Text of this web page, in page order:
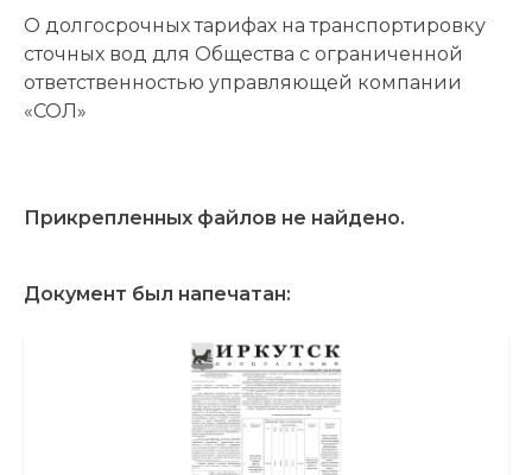
О долгосрочных тарифах на транспортировку
сточных вод для Общества с ограниченной
ответственностью управляющей компании
«СОЛ»
Прикрепленных файлов не найдено.
Документ был напечатан: